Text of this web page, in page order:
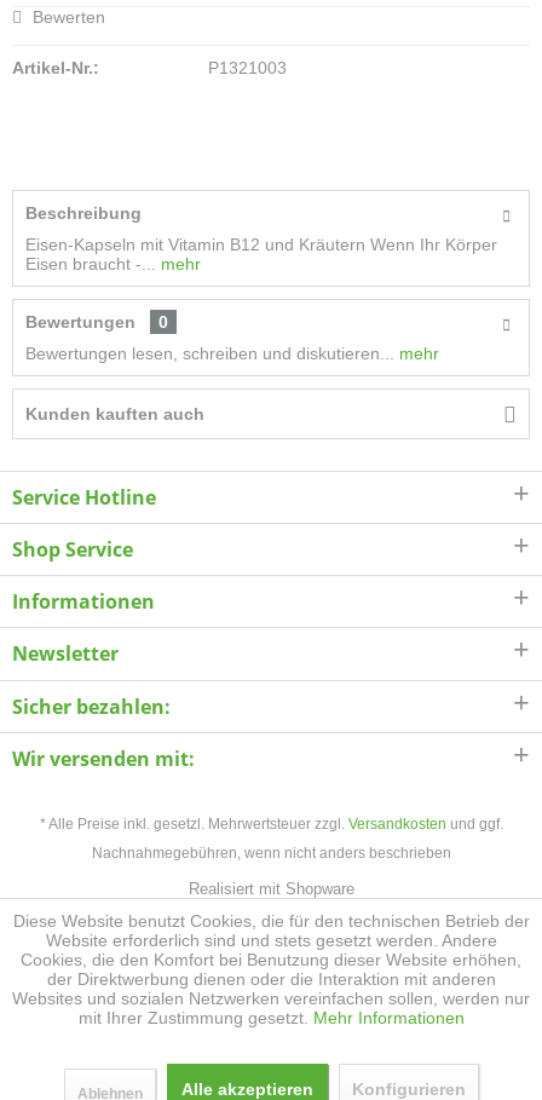
Bewerten
Artikel-Nr.: P1321003
Beschreibung
Eisen-Kapseln mit Vitamin B12 und Kräutern Wenn Ihr Körper
Eisen braucht -...
mehr
Bewertungen
0
Bewertungen lesen, schreiben und diskutieren...
mehr
Kunden kauften auch
Service Hotline
Shop Service
Informationen
Newsletter
Sicher bezahlen:
Wir versenden mit:
* Alle Preise inkl. gesetzl. Mehrwertsteuer zzgl. Versandkosten und ggf.
Nachnahmegebühren, wenn nicht anders beschrieben
Realisiert mit Shopware
Diese Website benutzt Cookies, die für den technischen Betrieb der
Website erforderlich sind und stets gesetzt werden. Andere
Cookies, die den Komfort bei Benutzung dieser Website erhöhen,
der Direktwerbung dienen oder die Interaktion mit anderen
Websites und sozialen Netzwerken vereinfachen sollen, werden nur
mit Ihrer Zustimmung gesetzt. Mehr Informationen
Ablehnen Alle akzeptieren Konfigurieren